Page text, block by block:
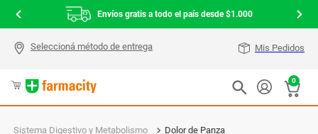
Envíos gratis a todo el país desde $1.000
Mis Pedidos
0
Sistema Digestivo y Metabolismo Dolor de Panza